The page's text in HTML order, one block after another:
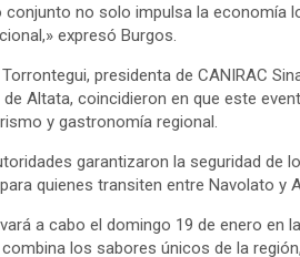
conjunto no solo impulsa la economía
expresó Burgos.
presidenta de CANIRAC
Altata, coincidieron en que este
y gastronomía regional.
garantizaron la seguridad de
quienes transiten entre Navolato y
a cabo el domingo 19 de enero en
los sabores únicos de la